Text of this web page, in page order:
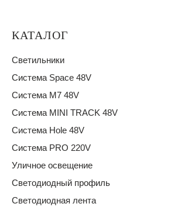
КАТАЛОГ
Светильники
Система Space 48V
Система M7 48V
Система MINI TRACK 48V
Система Hole 48V
Система PRO 220V
Уличное освещение
Светодиодный профиль
Светодиодная лента